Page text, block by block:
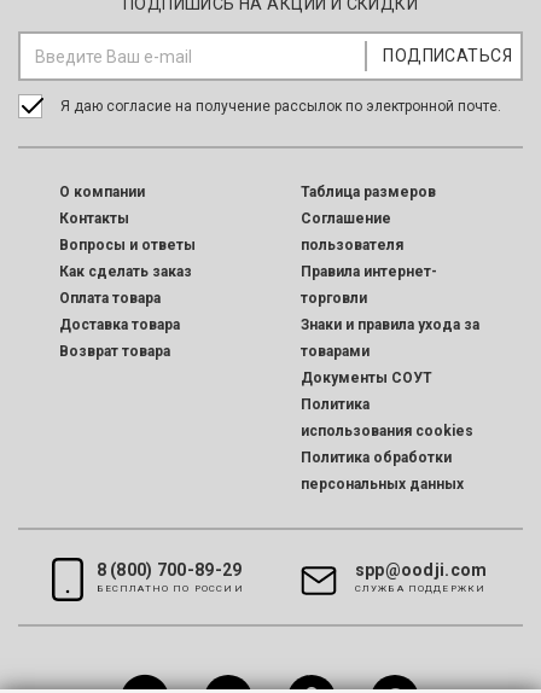
Я даю согласие на получение рассылок по электронной почте.
O компании
Контакты
Вопросы и ответы
Как сделать заказ
Оплата товара
Доставка товара
Возврат товара
Таблица размеров
Соглашение
пользователя
Правила интернет-
торговли
Знаки и правила ухода за
товарами
Документы СОУТ
Политика
использования cookies
Политика обработки
персональных данных
8 (800) 700-89-29
БЕСПЛАТНО ПО РОССИИ
spp@oodji.com
CЛУЖБА ПОДДЕРЖКИ